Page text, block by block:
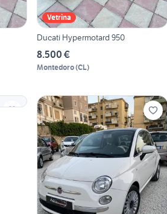
Vetrina
Ducati Hypermotard 950
8.500 €
Montedoro(CL)